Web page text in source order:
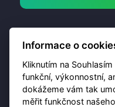
© 2026 Destinační
Informace o
Kliknutím na
funkční, výkonnostní,
dokážeme vám tak
měřit funkčnost